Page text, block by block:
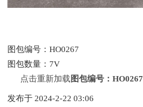
图包编号：HO0267
图包数量：7V
点击重新加载 图包编号：HO0267
发布于 2024-2-22 03:06